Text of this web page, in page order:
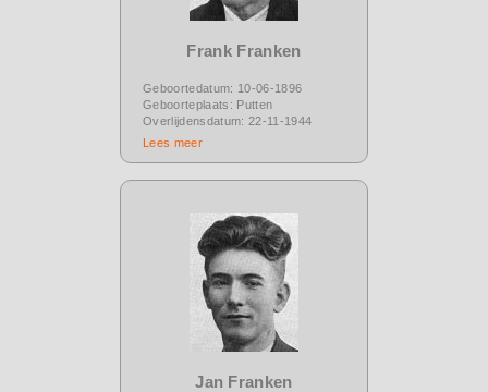
Frank Franken
Geboortedatum: 10-06-1896
Geboorteplaats: Putten
Overlijdensdatum: 22-11-1944
Lees meer
Jan Franken